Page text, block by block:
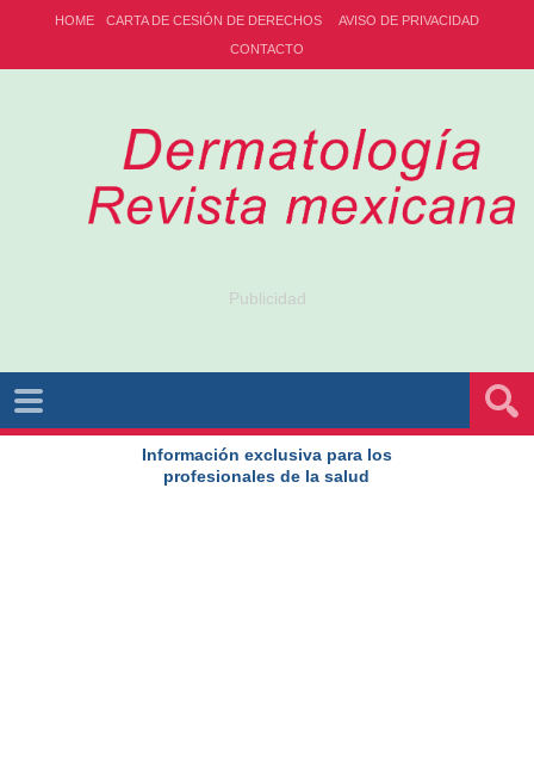
HOME CARTA DE CESIÓN DE DERECHOS
AVISO DE PRIVACIDAD
CONTACTO
Publicidad
Información exclusiva para los
profesionales de la salud